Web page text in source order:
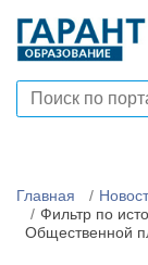
Главная
Фильтр по
Общественной